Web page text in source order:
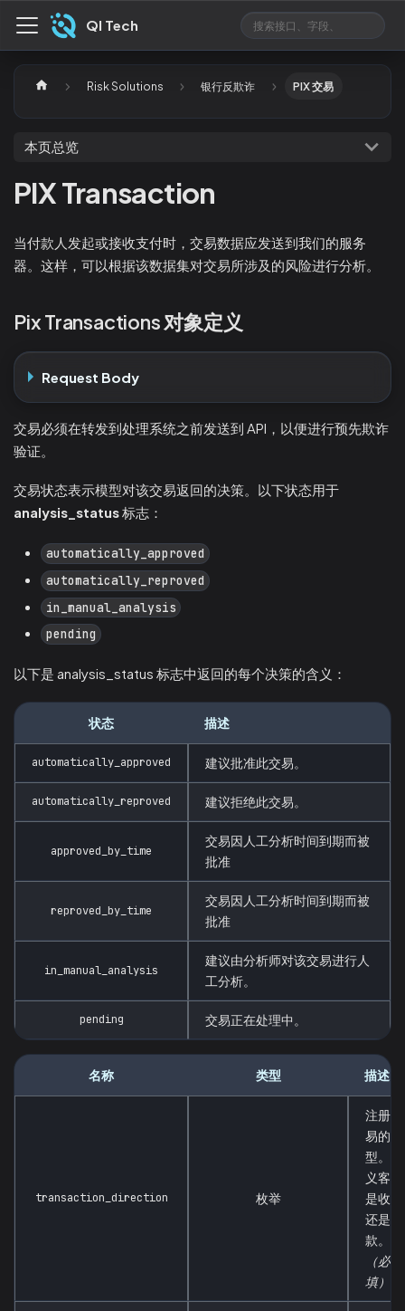
QI Tech
Risk Solutions 银行反欺诈 PIX 交易
本页总览
PIX Transaction
当付款人发起或接收支付时，交易数据应发送到我们的服务
器。这样，可以根据该数据集对交易所涉及的风险进行分析。
Pix Transactions 对象定义
Request Body
交易必须在转发到处理系统之前发送到 API，以便进行预先欺诈
验证。
交易状态表示模型对该交易返回的决策。以下状态用于
analysis_status标志：
automatically_approved
automatically_reproved
in_manual_analysis
pending
以下是 analysis_status 标志中返回的每个决策的含义：
状态 描述
automatically_approved 建议批准此交易。
automatically_reproved 建议拒绝此交易。
approved_by_time
交易因人工分析时间到期而被
批准
reproved_by_time
交易因人工分析时间到期而被
批准
in_manual_analysis
建议由分析师对该交易进行人
工分析。
pending 交易正在处理中。
名称 类型 描述
transaction_direction 枚举
注册交
易的类
型。定
义客户
是收款
还是付
款。
（必
填）